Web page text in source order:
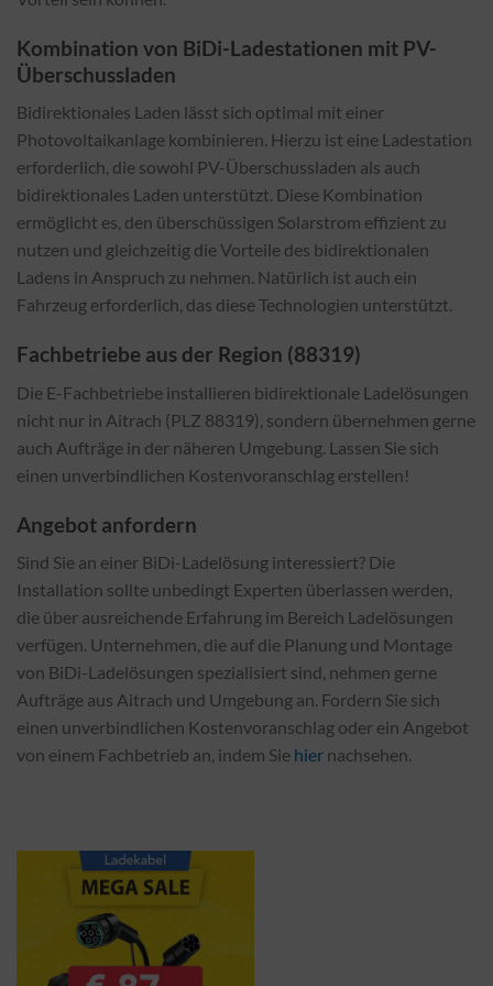
Kombination von BiDi-Ladestationen mit PV-
Überschussladen
Bidirektionales Laden lässt sich optimal mit einer
Photovoltaikanlage kombinieren. Hierzu ist eine Ladestation
erforderlich, die sowohl PV-Überschussladen als auch
bidirektionales Laden unterstützt. Diese Kombination
ermöglicht es, den überschüssigen Solarstrom effizient zu
nutzen und gleichzeitig die Vorteile des bidirektionalen
Ladens in Anspruch zu nehmen. Natürlich ist auch ein
Fahrzeug erforderlich, das diese Technologien unterstützt.
Fachbetriebe aus der Region (88319)
Die E-Fachbetriebe installieren bidirektionale Ladelösungen
nicht nur in Aitrach (PLZ 88319), sondern übernehmen gerne
auch Aufträge in der näheren Umgebung. Lassen Sie sich
einen unverbindlichen Kostenvoranschlag erstellen!
Angebot anfordern
Sind Sie an einer BiDi-Ladelösung interessiert? Die
Installation sollte unbedingt Experten überlassen werden,
die über ausreichende Erfahrung im Bereich Ladelösungen
verfügen. Unternehmen, die auf die Planung und Montage
von BiDi-Ladelösungen spezialisiert sind, nehmen gerne
Aufträge aus Aitrach und Umgebung an. Fordern Sie sich
einen unverbindlichen Kostenvoranschlag oder ein Angebot
von einem Fachbetrieb an, indem Sie hier nachsehen.